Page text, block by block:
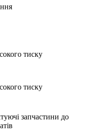
тиску
тиску
запчастини до